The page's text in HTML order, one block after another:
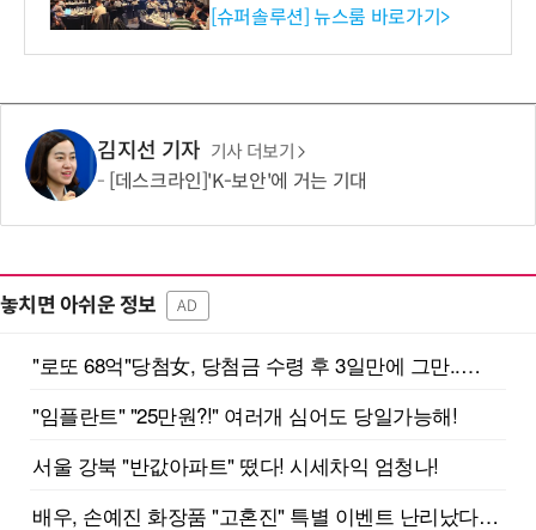
리 성료
[슈퍼솔루션] 뉴스룸 바로가기>
김지선 기자 기사 더보기
[데스크라인]'K-보안'에 거는 기대
놓치면 아쉬운 정보 AD